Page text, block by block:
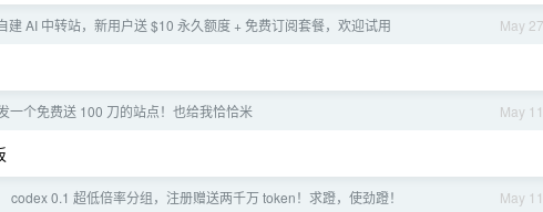
May 27
建 AI 中转站，新用户送 $10 永久额度 + 免费订阅套餐，欢迎试用
May 11
一个免费送 100 刀的站点！也给我恰恰米
May 11
codex 0.1 超低倍率分组，注册赠送两千万 token！求蹬，使劲蹬！